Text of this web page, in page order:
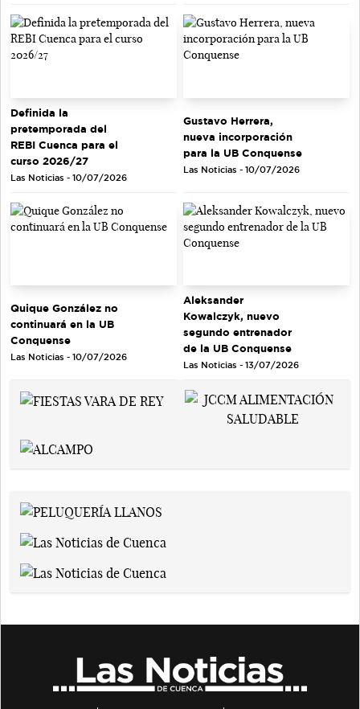
Definida la
pretemporada del
REBI Cuenca para el
curso 2026/27
Las Noticias - 10/07/2026
Gustavo Herrera,
nueva incorporación
para la UB Conquense
Las Noticias - 10/07/2026
Quique González no
continuará en la UB
Conquense
Las Noticias - 10/07/2026
Aleksander
Kowalczyk, nuevo
segundo entrenador
de la UB Conquense
Las Noticias - 13/07/2026